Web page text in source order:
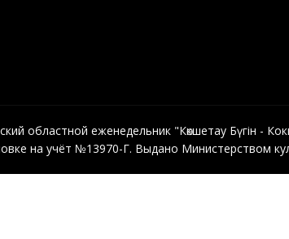
областной еженедельник "Көкшетау Бүгін -
на учёт №13970-Г. Выдано Министерством